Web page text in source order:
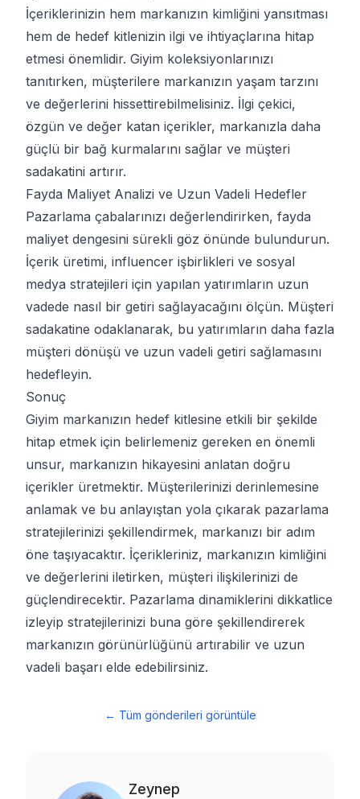
İçeriklerinizin hem markanızın kimliğini yansıtması
hem de hedef kitlenizin ilgi ve ihtiyaçlarına hitap
etmesi önemlidir. Giyim koleksiyonlarınızı
tanıtırken, müşterilere markanızın yaşam tarzını
ve değerlerini hissettirebilmelisiniz. İlgi çekici,
özgün ve değer katan içerikler, markanızla daha
güçlü bir bağ kurmalarını sağlar ve müşteri
sadakatini artırır.
Fayda Maliyet Analizi ve Uzun Vadeli Hedefler
Pazarlama çabalarınızı değerlendirirken, fayda
maliyet dengesini sürekli göz önünde bulundurun.
İçerik üretimi, influencer işbirlikleri ve sosyal
medya stratejileri için yapılan yatırımların uzun
vadede nasıl bir getiri sağlayacağını ölçün. Müşteri
sadakatine odaklanarak, bu yatırımların daha fazla
müşteri dönüşü ve uzun vadeli getiri sağlamasını
hedefleyin.
Sonuç
Giyim markanızın hedef kitlesine etkili bir şekilde
hitap etmek için belirlemeniz gereken en önemli
unsur, markanızın hikayesini anlatan doğru
içerikler üretmektir. Müşterilerinizi derinlemesine
anlamak ve bu anlayıştan yola çıkarak pazarlama
stratejilerinizi şekillendirmek, markanızı bir adım
öne taşıyacaktır. İçerikleriniz, markanızın kimliğini
ve değerlerini iletirken, müşteri ilişkilerinizi de
güçlendirecektir. Pazarlama dinamiklerini dikkatlice
izleyip stratejilerinizi buna göre şekillendirerek
markanızın görünürlüğünü artırabilir ve uzun
vadeli başarı elde edebilirsiniz.
← Tüm gönderileri görüntüle
Zeynep